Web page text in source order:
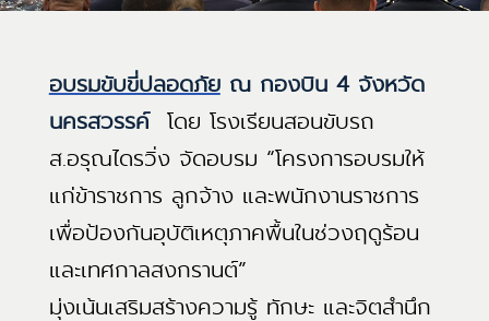
อบรมขับขี่ปลอดภัยณ กองบิน 4 จังหวัด
นครสวรรค์ โดย โรงเรียนสอนขับรถ
ส.อรุณไดรวิ่ง จัดอบรม “โครงการอบรมให้
แก่ข้าราชการ ลูกจ้าง และพนักงานราชการ
เพื่อป้องกันอุบัติเหตุภาคพื้นในช่วงฤดูร้อน
และเทศกาลสงกรานต์”
มุ่งเน้นเสริมสร้างความรู้ ทักษะ และจิตสำนึก